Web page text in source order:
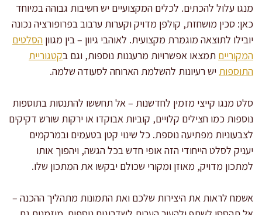
מנגו עלול להכתים. לכלים המקצועיים יש חשיבות גבוהה במיוחד
כאן: סכין מושחזת, קולפן מדויק וקערות ערבוב בפרופורציה נכונה
יובילו לתוצאה מוגמרת מקצועית. לאוהבי גיוון – בין מגוון הסלטים
המקוריים תמצאו אפשרויות מרעננות נוספות, וגם בקטגוריית
התוספות יש רעיונות להשלמת הארוחה לסעודה שלמה.
סלט מנגו קייצי מזמין לחדשנות – אל תחששו להתנסות בתוספות
נוספות כמו חצילים קלויים, קוביות אבוקדו או ירקות שורש דקיקים
לצבעוניות מפתיעה נוספת. כל שינוי קטן בטעמים ובמרקמים
יעניק לסלט הייחודי הזה אופי חדש בכל הגשה, ויהפוך אותו
למתכון מדויק, מאוזן ומקורי שכולם יבקשו את המתכון שלו.
אשמח לראות את היצירות שלכם ואת התמונות מתהליך ההכנה –